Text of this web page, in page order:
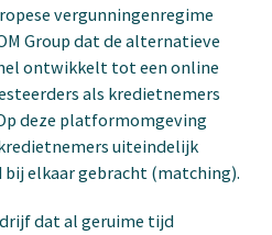
vergunningenregime
Group dat de alternatieve
ontwikkelt tot een online
als kredietnemers
deze platformomgeving
uiteindelijk
elkaar gebracht (matching).
dat al geruime tijd